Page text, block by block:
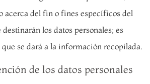
acerca del fin o fines específicos del
los datos personales; es
se dará a la información recopilada.
de los datos personales